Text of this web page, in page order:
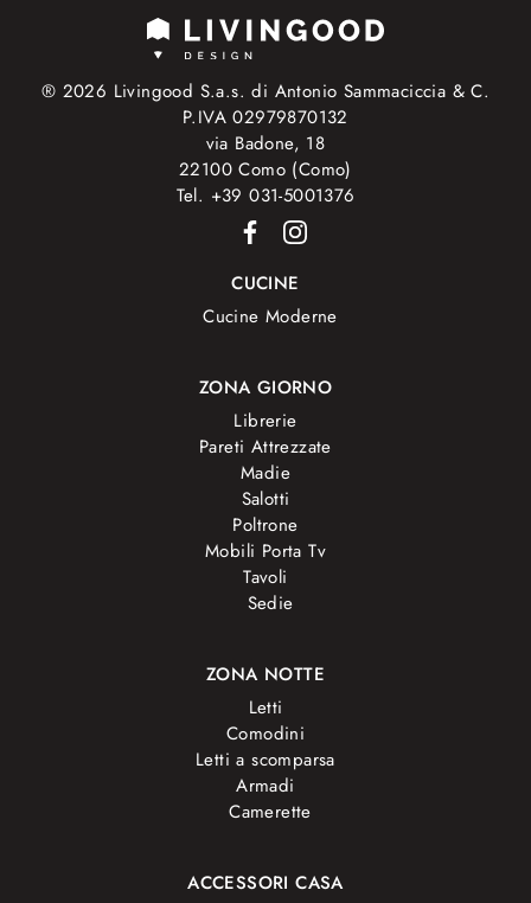
® 2026 Livingood S.a.s. di Antonio Sammaciccia & C.
P.IVA 02979870132
via Badone, 18
22100 Como (Como)
Tel. +39 031-5001376
CUCINE
Cucine Moderne
ZONA GIORNO
Librerie
Pareti Attrezzate
Madie
Salotti
Poltrone
Mobili Porta Tv
Tavoli
Sedie
ZONA NOTTE
Letti
Comodini
Letti a scomparsa
Armadi
Camerette
ACCESSORI CASA